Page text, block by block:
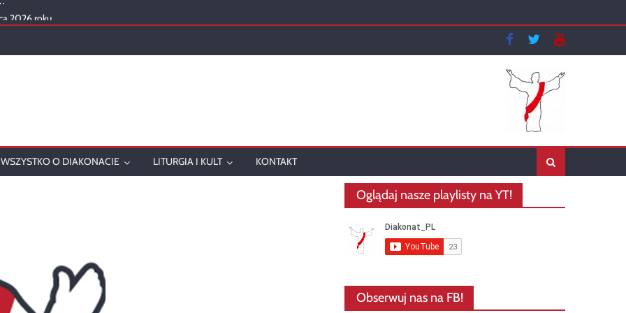
2026 roku
w 2025 roku
WSZYSTKO O DIAKONACIE LITURGIA I KULT KONTAKT
Oglądaj nasze playlisty na YT!
Obserwuj nas na FB!